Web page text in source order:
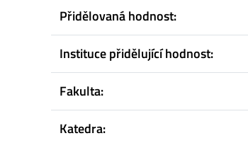
Přidělovaná hodnost:
Instituce přidělující hodnost:
Fakulta:
Katedra: